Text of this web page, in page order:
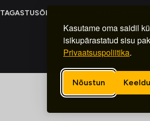
Kasutame oma saidil
isikupärastatud sisu
Privaatsuspoliitika.
Nõustun
TAGASTUSÕIGUS
KOGUMINE